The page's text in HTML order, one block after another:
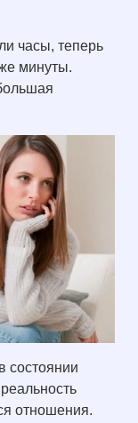
часы, теперь
минуты.
состоянии
отношения.